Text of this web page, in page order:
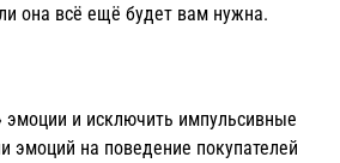
она всё ещё будет вам нужна.
эмоции и исключить импульсивные
эмоций на поведение покупателей